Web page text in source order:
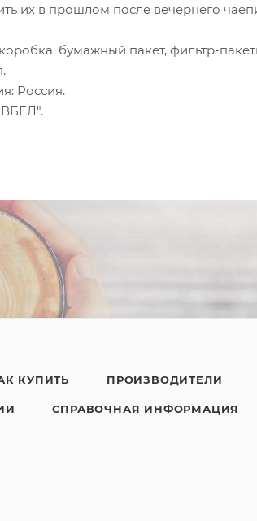
их в прошлом после вечернего
бумажный пакет, фильтр-
Россия.
КУПИТЬ ПРОИЗВОДИТЕЛИ
СПРАВОЧНАЯ ИНФОРМАЦИЯ